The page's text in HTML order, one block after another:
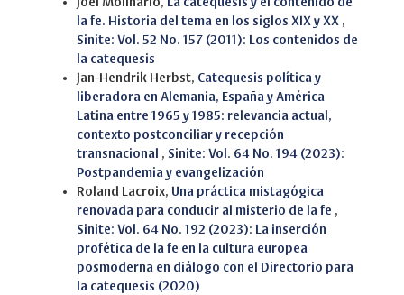
la fe. Historia del tema en los siglos XIX y XX ,
Sinite: Vol. 52 No. 157 (2011): Los contenidos de
la catequesis
Jan-Hendrik Herbst, Catequesis política y
liberadora en Alemania, España y América
Latina entre 1965 y 1985: relevancia actual,
contexto postconciliar y recepción
transnacional , Sinite: Vol. 64 No. 194 (2023):
Postpandemia y evangelización
Roland Lacroix, Una práctica mistagógica
renovada para conducir al misterio de la fe ,
Sinite: Vol. 64 No. 192 (2023): La inserción
profética de la fe en la cultura europea
posmoderna en diálogo con el Directorio para
la catequesis (2020)